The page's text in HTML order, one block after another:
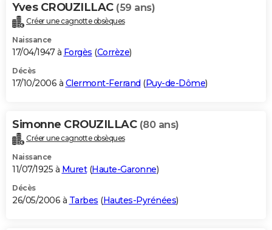
Yves CROUZILLAC (59 ans)
Créer une cagnotte obsèques
Naissance
17/04/1947 à Forgès (Corrèze)
Décès
17/10/2006 à Clermont-Ferrand (Puy-de-Dôme)
Simonne CROUZILLAC (80 ans)
Créer une cagnotte obsèques
Naissance
11/07/1925 à Muret(Haute-Garonne)
Décès
26/05/2006 à Tarbes (Hautes-Pyrénées)